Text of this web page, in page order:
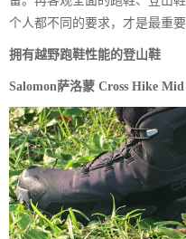
个人都不同的要求，才是最重要
拥有越野跑鞋性能的登山鞋
Salomon萨洛蒙 Cross Hike